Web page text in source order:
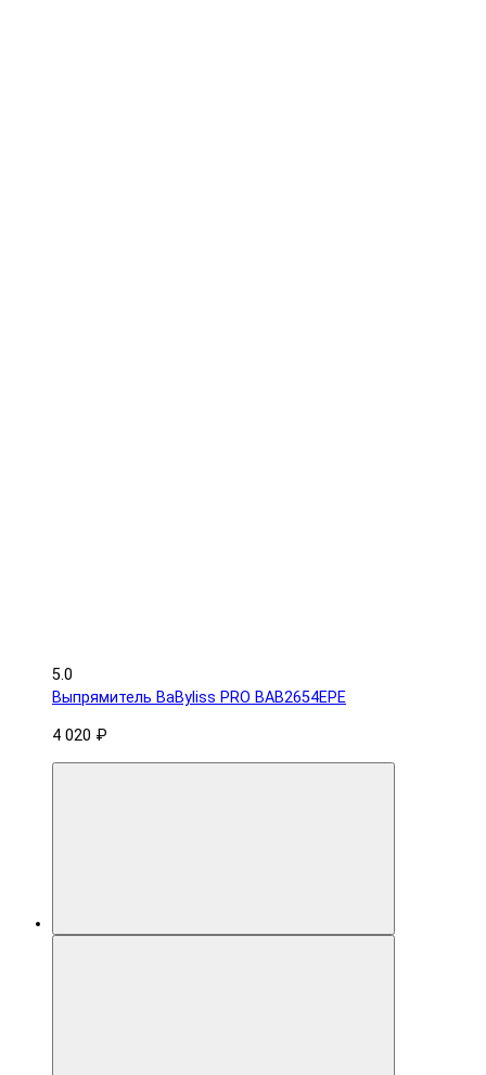
5.0
Выпрямитель BaByliss PRO BAB2654EPE
4 020 ₽